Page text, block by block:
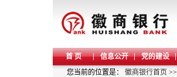
首 页 信息公开 党的建设
您当前的位置是： 徽商银行首页 >>